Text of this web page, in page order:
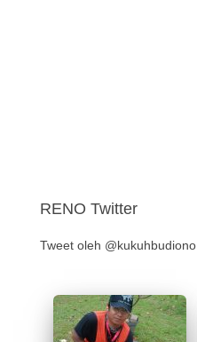
RENO Twitter
Tweet oleh @kukuhbudiono